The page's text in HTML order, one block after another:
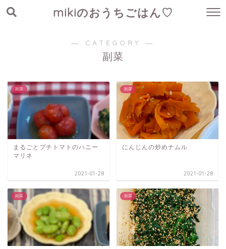
mikiのおうちごはん♡
― CATEGORY ―
副菜
副菜
まるごとプチトマトのハニー
マリネ
2021-01-28
副菜
にんじんの炒めナムル
2021-01-28
副菜 副菜